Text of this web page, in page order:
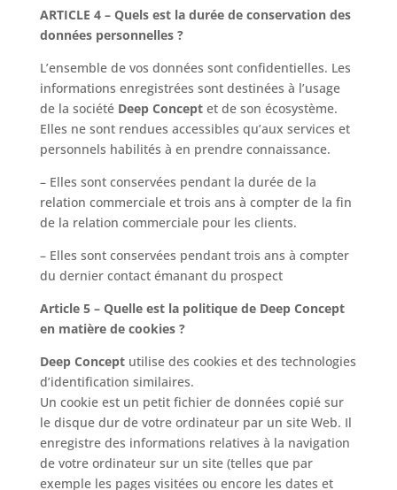
ARTICLE 4 – Quels est la durée de conservation des
données personnelles ?
L’ensemble de vos données sont confidentielles. Les
informations enregistrées sont destinées à l’usage
de la société Deep Conceptet de son écosystème.
Elles ne sont rendues accessibles qu’aux services et
personnels habilités à en prendre connaissance.
– Elles sont conservées pendant la durée de la
relation commerciale et trois ans à compter de la fin
de la relation commerciale pour les clients.
– Elles sont conservées pendant trois ans à compter
du dernier contact émanant du prospect
Article 5 – Quelle est la politique de Deep Concept
en matière de cookies ?
Deep Conceptutilise des cookies et des technologies
d’identification similaires.
Un cookie est un petit fichier de données copié sur
le disque dur de votre ordinateur par un site Web. Il
enregistre des informations relatives à la navigation
de votre ordinateur sur un site (telles que par
exemple les pages visitées ou encore les dates et